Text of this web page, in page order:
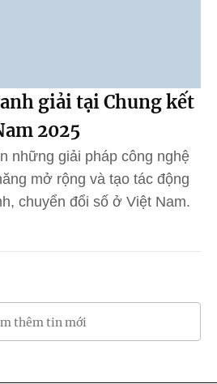
giải tại Chung kết
2025
những giải pháp công nghệ
mở rộng và tạo tác động
chuyển đổi số ở Việt Nam.
thêm tin mới